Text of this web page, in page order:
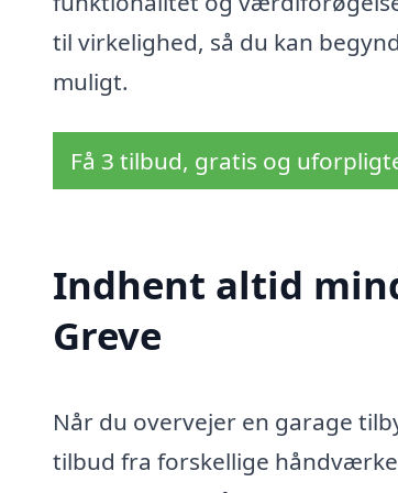
til virkelighed, så du kan
muligt.
Få 3 tilbud, gratis og
Indhent altid
Greve
Når du overvejer en garage
tilbud fra forskellige